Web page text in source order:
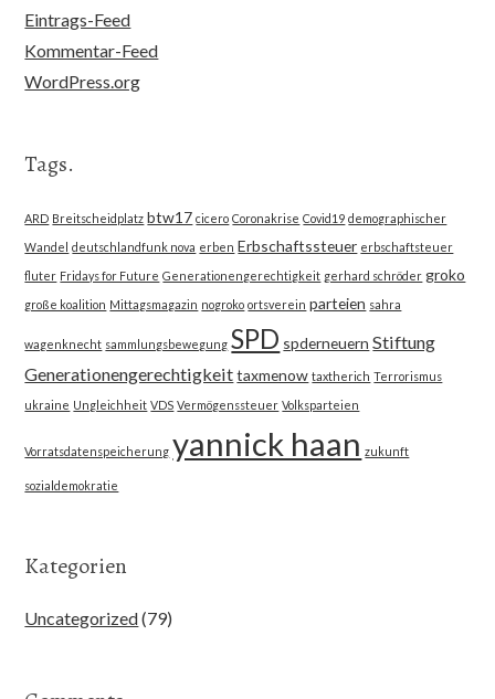
Eintrags-Feed
Kommentar-Feed
WordPress.org
Tags.
ARD Breitscheidplatz btw17 cicero Coronakrise Covid19 demographischer
Wandel deutschlandfunk nova erben Erbschaftssteuer erbschaftsteuer
fluter Fridays for Future Generationengerechtigkeit gerhard schröder groko
große koalition Mittagsmagazin nogroko ortsverein parteien sahra
wagenknecht sammlungsbewegung SPD spderneuern Stiftung
Generationengerechtigkeittaxmenow taxtherich Terrorismus
ukraine Ungleichheit VDS Vermögenssteuer Volksparteien
Vorratsdatenspeicherung yannick haan zukunft
sozialdemokratie
Kategorien
Uncategorized(79)